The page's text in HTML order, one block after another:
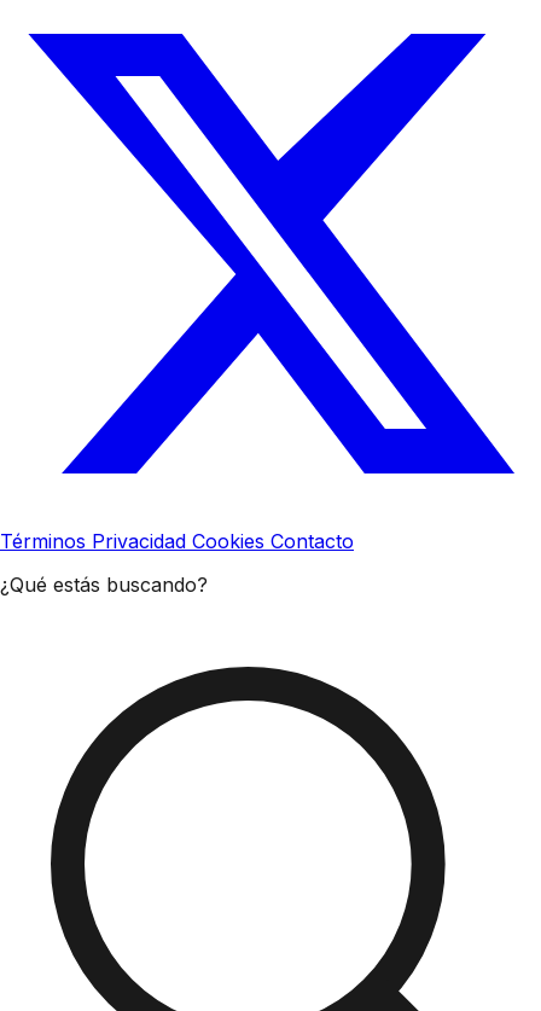
Términos Privacidad Cookies Contacto
¿Qué estás buscando?